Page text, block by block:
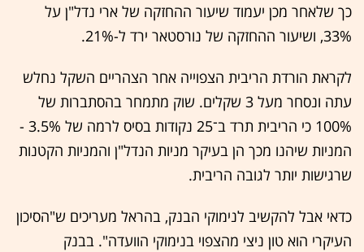
כך שלאחר מכן יעמוד שיעור ההחזקה של ארי נדל"ן על
33%, ושיעור ההחזקה של נורסטאר ירד ל-21%.
לקראת הורדת הריבית הצפוייה אחר הצהריים השקל נחלש
עתה ונסחר מעל 3 שקלים. שוק מתמחר בהסתברות של
100% כי הריבית תרד ב־25 נקודות בסיס לרמה של 3.5% -
המניות שיהנו מכך הן בעיקר מניות הנדל"ן והמניות הקטנות
שרגישות יותר לגובה הריבית.
כדאי אבל להקשיב לנימוקי הבנק, בהראל מעריכים ש"הסיכון
העיקרי הוא טון ניצי מהצפוי בנימוקי הוועדה". בבנק